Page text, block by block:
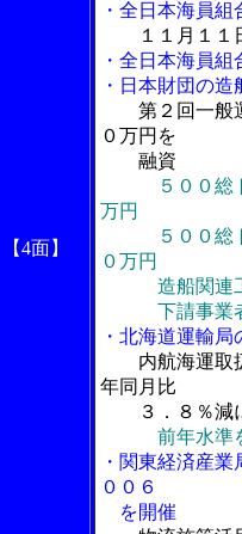
【4面】
・全日本海員
１１月１
・全日本海員
・日本財団の
第２回一般
０万円を
融資
５００
万円
５００総ト
０万円
造船関連工
下請事業者
・北海道運輸
内航海運取
年同月比
３．８％減
前年水準
・関東経済産
００６
を開催